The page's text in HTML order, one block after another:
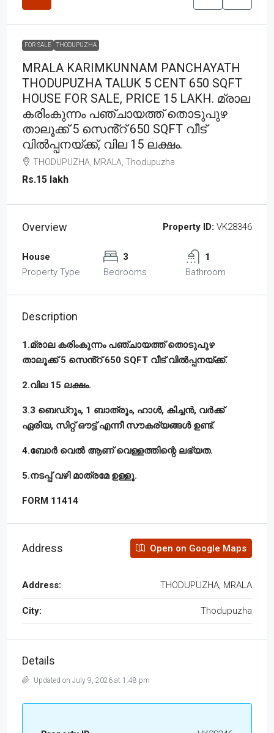
FOR SALE THODUPUZHA
MRALA KARIMKUNNAM PANCHAYATH
THODUPUZHA TALUK 5 CENT 650 SQFT
HOUSE FOR SALE, PRICE 15 LAKH. മ്രാല
കരിംകുന്നം പഞ്ചായത്ത് തൊടുപുഴ
താലൂക്ക് 5 സെൻ്റ് 650 SQFT വീട്
വിൽപ്പനയ്ക്ക്, വില 15 ലക്ഷം.
THODUPUZHA, MRALA, Thodupuzha
Rs.15 lakh
Overview Property ID: VK28346
House
Property Type
3
Bedrooms
1
Bathroom
Description
1.മ്രാല കരിംകുന്നം പഞ്ചായത്ത് തൊടുപുഴ
താലൂക്ക് 5 സെൻ്റ് 650 SQFT വീട് വിൽപ്പനയ്ക്ക്.
2.വില 15 ലക്ഷം.
3.3 ബെഡ്‌റൂം, 1 ബാത്രൂം, ഹാൾ, കിച്ചൻ, വർക്ക്‌
ഏരിയ, സിറ്റ് ഔട്ട്‌ എന്നീ സൗകര്യങ്ങൾ ഉണ്ട്.
4.ബോർ വെൽ ആണ് വെള്ളത്തിന്റെ ലഭ്യത.
5.നടപ്പ് വഴി മാത്രമേ ഉള്ളൂ.
FORM 11414
Address Open on Google Maps
Address: THODUPUZHA, MRALA
City: Thodupuzha
Details
Updated on July 9, 2026 at 1:48 pm